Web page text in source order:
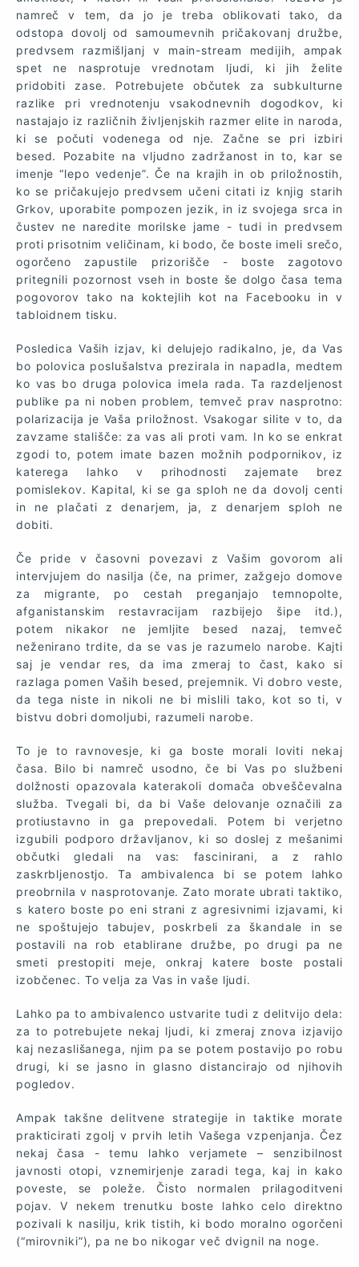
namreč v tem, da jo je treba oblikovati tako, da
odstopa dovolj od samoumevnih pričakovanj družbe,
predvsem razmišljanj v main-stream medijih, ampak
spet ne nasprotuje vrednotam ljudi, ki jih želite
pridobiti zase. Potrebujete občutek za subkulturne
razlike pri vrednotenju vsakodnevnih dogodkov, ki
nastajajo iz različnih življenjskih razmer elite in naroda,
ki se počuti vodenega od nje. Začne se pri izbiri
besed. Pozabite na vljudno zadržanost in to, kar se
imenje “lepo vedenje”. Če na krajih in ob priložnostih,
ko se pričakujejo predvsem učeni citati iz knjig starih
Grkov, uporabite pompozen jezik, in iz svojega srca in
čustev ne naredite morilske jame - tudi in predvsem
proti prisotnim veličinam, ki bodo, če boste imeli srečo,
ogorčeno zapustile prizorišče - boste zagotovo
pritegnili pozornost vseh in boste še dolgo časa tema
pogovorov tako na koktejlih kot na Facebooku in v
tabloidnem tisku.
Posledica Vaših izjav, ki delujejo radikalno, je, da Vas
bo polovica poslušalstva prezirala in napadla, medtem
ko vas bo druga polovica imela rada. Ta razdeljenost
publike pa ni noben problem, temveč prav nasprotno:
polarizacija je Vaša priložnost. Vsakogar silite v to, da
zavzame stališče: za vas ali proti vam. In ko se enkrat
zgodi to, potem imate bazen možnih podpornikov, iz
katerega lahko v prihodnosti zajemate brez
pomislekov. Kapital, ki se ga sploh ne da dovolj centi
in ne plačati z denarjem, ja, z denarjem sploh ne
dobiti.
Če pride v časovni povezavi z Vašim govorom ali
intervjujem do nasilja (če, na primer, zažgejo domove
za migrante, po cestah preganjajo temnopolte,
afganistanskim restavracijam razbijejo šipe itd.),
potem nikakor ne jemljite besed nazaj, temveč
neženirano trdite, da se vas je razumelo narobe. Kajti
saj je vendar res, da ima zmeraj to čast, kako si
razlaga pomen Vaših besed, prejemnik. Vi dobro veste,
da tega niste in nikoli ne bi mislili tako, kot so ti, v
bistvu dobri domoljubi, razumeli narobe.
To je to ravnovesje, ki ga boste morali loviti nekaj
časa. Bilo bi namreč usodno, če bi Vas po službeni
dolžnosti opazovala katerakoli domača obveščevalna
služba. Tvegali bi, da bi Vaše delovanje označili za
protiustavno in ga prepovedali. Potem bi verjetno
izgubili podporo državljanov, ki so doslej z mešanimi
občutki gledali na vas: fascinirani, a z rahlo
zaskrbljenostjo. Ta ambivalenca bi se potem lahko
preobrnila v nasprotovanje. Zato morate ubrati taktiko,
s katero boste po eni strani z agresivnimi izjavami, ki
ne spoštujejo tabujev, poskrbeli za škandale in se
postavili na rob etablirane družbe, po drugi pa ne
smeti prestopiti meje, onkraj katere boste postali
izobčenec. To velja za Vas in vaše ljudi.
Lahko pa to ambivalenco ustvarite tudi z delitvijo dela:
za to potrebujete nekaj ljudi, ki zmeraj znova izjavijo
kaj nezaslišanega, njim pa se potem postavijo po robu
drugi, ki se jasno in glasno distancirajo od njihovih
pogledov.
Ampak takšne delitvene strategije in taktike morate
prakticirati zgolj v prvih letih Vašega vzpenjanja. Čez
nekaj časa - temu lahko verjamete – senzibilnost
javnosti otopi, vznemirjenje zaradi tega, kaj in kako
poveste, se poleže. Čisto normalen prilagoditveni
pojav. V nekem trenutku boste lahko celo direktno
pozivali k nasilju, krik tistih, ki bodo moralno ogorčeni
(“mirovniki”), pa ne bo nikogar več dvignil na noge.